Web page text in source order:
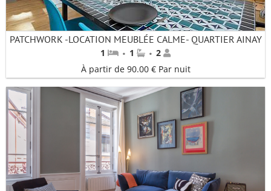
PATCHWORK -LOCATION MEUBLÉE CALME- QUARTIER AINAY
1 · 1 · 2
À partir de 90.00 € Par nuit